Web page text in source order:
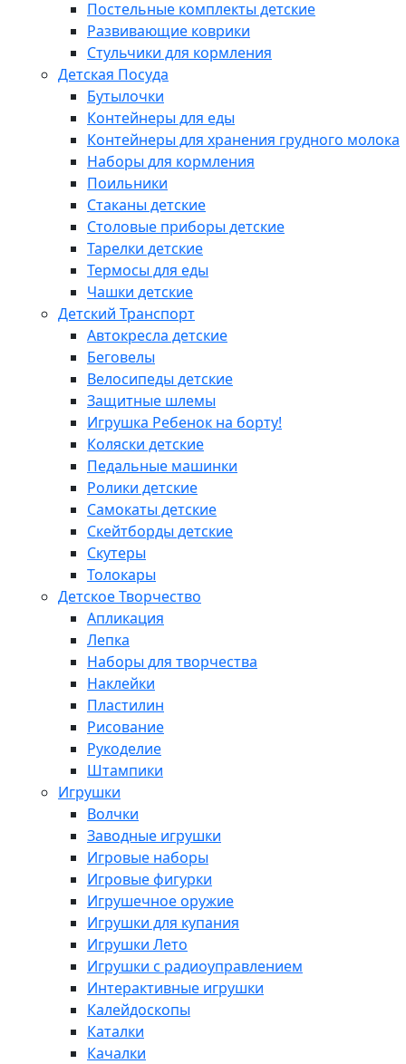
Постельные комплекты детские
Развивающие коврики
Стульчики для кормления
Детская Посуда
Бутылочки
Контейнеры для еды
Контейнеры для хранения грудного молока
Наборы для кормления
Поильники
Стаканы детские
Столовые приборы детские
Тарелки детские
Термосы для еды
Чашки детские
Детский Транспорт
Автокресла детские
Беговелы
Велосипеды детские
Защитные шлемы
Игрушка Ребенок на борту!
Коляски детские
Педальные машинки
Ролики детские
Самокаты детские
Скейтборды детские
Скутеры
Толокары
Детское Творчество
Апликация
Лепка
Наборы для творчества
Наклейки
Пластилин
Рисование
Рукоделие
Штампики
Игрушки
Волчки
Заводные игрушки
Игровые наборы
Игровые фигурки
Игрушечное оружие
Игрушки для купания
Игрушки Лето
Игрушки с радиоуправлением
Интерактивные игрушки
Калейдоскопы
Каталки
Качалки